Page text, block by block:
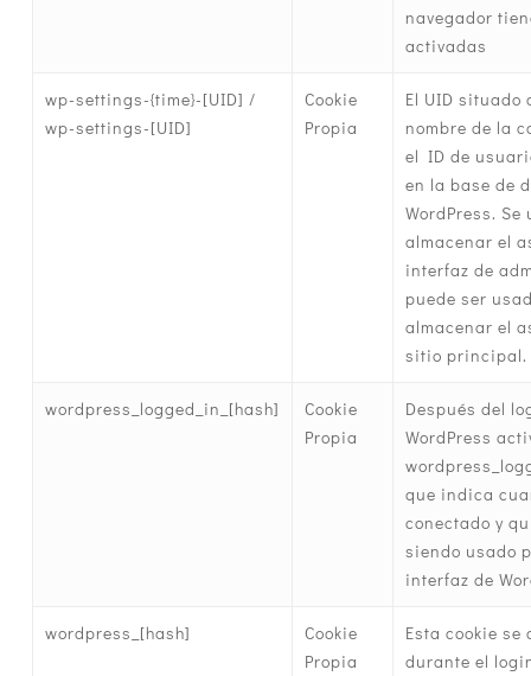
navegador
activadas
wp-settings-{time}-[UID] /
wp-settings-[UID]
Cookie
Propia
El UID situado
nombre de la
el ID de
en la base de
WordPress.
almacenar el
interfaz de
puede ser
almacenar el
sitio principal.
wordpress_logged_in_[hash]
Cookie
Propia
Después del
WordPress
que indica
conectado y
siendo usado
interfaz de
wordpress_[hash]
Cookie
Propia
Esta cookie se
durante el